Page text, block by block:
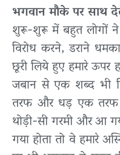
भगवान मौके पर साथ
शुरू-शुरू में बहुत लोगों ने
विरोध करने, डराने
छूरी लिये हुए हमारे ऊपर
जबान से एक शब्द भी
तरफ और धड़ एक तरफ
थोड़ी-सी गरमी और आ
गया होता तो वे हमारे